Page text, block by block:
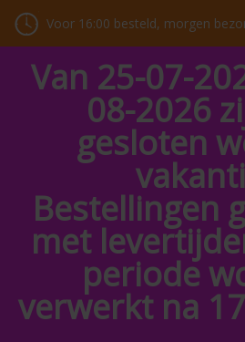
Voor 16:00 besteld, morgen
Van 25-07-
08-2026
gesloten
Bestellingen
met
periode
verwerkt na